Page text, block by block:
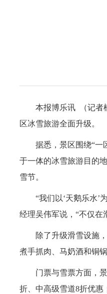
本报博乐讯 （记者楠
区冰雪旅游全面升级。
据悉，景区围绕“一区
于一体的冰雪旅游目的
雪节。
“我们以‘天鹅乐水’为
经理吴伟军说，“不仅在
除了升级滑雪设施，
煮手抓肉、马奶酒和铜
门票与雪票方面，景
折、中高级雪道8折优惠